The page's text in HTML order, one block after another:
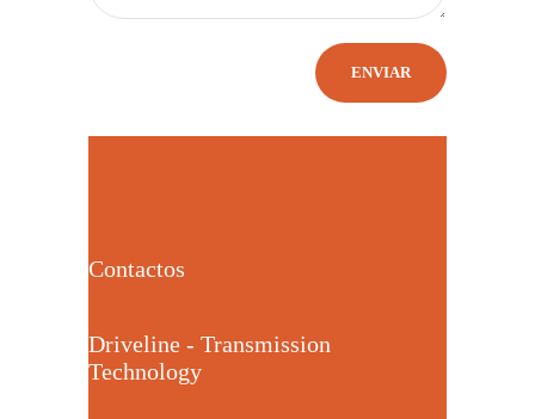
Contactos
Driveline - Transmission
Technology